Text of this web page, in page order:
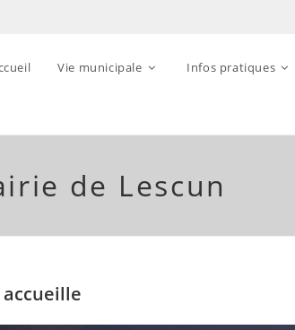
Vie municipale Infos pratiques
de Lescun
accueille